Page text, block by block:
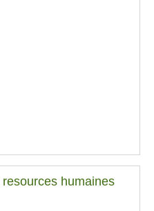
humaines